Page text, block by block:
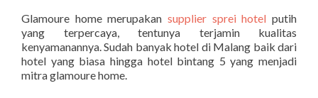
Glamoure home merupakan supplier sprei hotel putih
yang terpercaya, tentunya terjamin kualitas
kenyamanannya. Sudah banyak hotel di Malang baik dari
hotel yang biasa hingga hotel bintang 5 yang menjadi
mitra glamoure home.